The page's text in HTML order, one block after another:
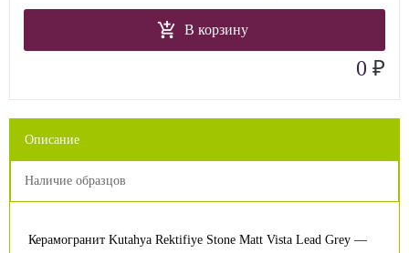
В корзину
0 ₽
Описание
Наличие образцов
Керамогранит Kutahya Rektifiye Stone Matt Vista Lead Grey —